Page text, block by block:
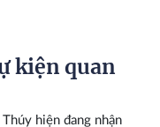
kiện quan
hiện đang nhận